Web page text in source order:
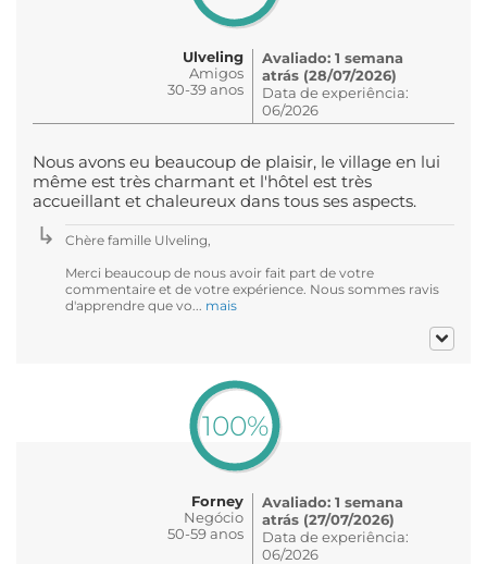
Ulveling
Amigos
30-39 anos
Avaliado: 1 semana
atrás (28/07/2026)
Data de experiência:
06/2026
Nous avons eu beaucoup de plaisir, le village en lui
même est très charmant et l'hôtel est très
accueillant et chaleureux dans tous ses aspects.
Chère famille Ulveling,
Merci beaucoup de nous avoir fait part de votre
commentaire et de votre expérience. Nous sommes ravis
d'apprendre que vo... mais
100%
Forney
Negócio
50-59 anos
Avaliado: 1 semana
atrás (27/07/2026)
Data de experiência:
06/2026